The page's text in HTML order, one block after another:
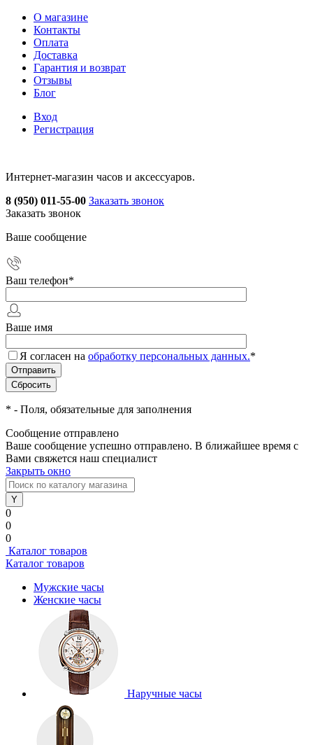
О магазине
Контакты
Оплата
Доставка
Гарантия и возврат
Отзывы
Блог
Вход
Регистрация
Интернет-магазин часов и аксессуаров.
8 (950) 011-55-00 Заказать звонок
Заказать звонок
Ваше сообщение
Ваш телефон*
Ваше имя
Я согласен на обработку персональных данных.*
* - Поля, обязательные для заполнения
Сообщение отправлено
Ваше сообщение успешно отправлено. В ближайшее время с
Вами свяжется наш специалист
Закрыть окно
0
0
0
Каталог товаров
Каталог товаров
Мужские часы
Женские часы
Наручные часы